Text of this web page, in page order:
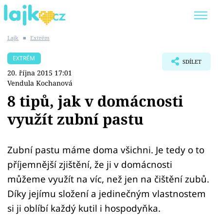
SHOPAHOLICADEL
Témata
Showbyznys
Youtubeři
Virály
Lajk ■ Extrém
EXTRÉM
20. října 2015 17:01
Vendula Kochanová
SDÍLET
8 tipů, jak v domácnosti
využít zubní pastu
Zubní pastu máme doma všichni. Je tedy o to
příjemnější zjištění, že ji v domácnosti
můžeme využít na víc, než jen na čištění zubů.
Díky jejímu složení a jedinečným vlastnostem
si ji oblíbí každý kutil i hospodyňka.